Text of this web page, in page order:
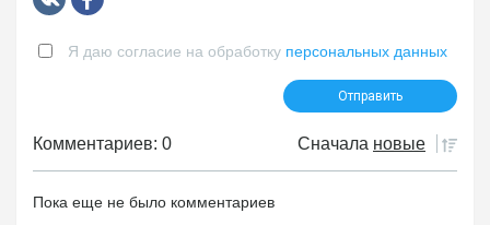
Я даю согласие на обработку персональных данных
Комментариев: 0 Сначала новые
Пока еще не было комментариев